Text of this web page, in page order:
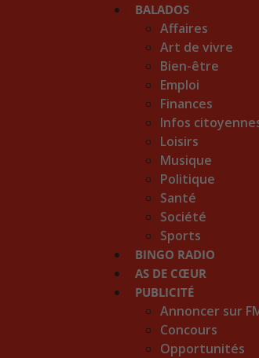
BALADOS
Affaires
Art de vivre
Bien-être
Emploi
Finances
Infos
Loisirs
Musique
Politique
Santé
Société
Sports
BINGO RADIO
AS DE CŒUR
PUBLICITÉ
Annoncer sur
Concours
Opportunités